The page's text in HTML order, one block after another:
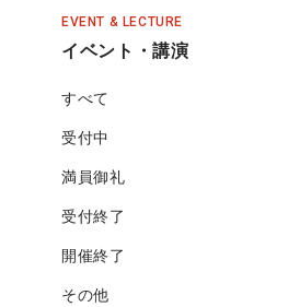
EVENT & LECTURE
イベント・講演
すべて
受付中
満員御礼
受付終了
開催終了
その他